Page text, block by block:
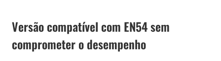
Versão compatível com EN54 sem
comprometer o desempenho